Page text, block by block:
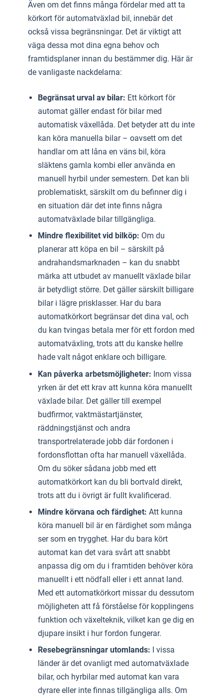
Även om det finns många fördelar med att ta
körkort för automatväxlad bil, innebär det
också vissa begränsningar. Det är viktigt att
väga dessa mot dina egna behov och
framtidsplaner innan du bestämmer dig. Här är
de vanligaste nackdelarna:
Begränsat urval av bilar: Ett körkort för
automat gäller endast för bilar med
automatisk växellåda. Det betyder att du inte
kan köra manuella bilar – oavsett om det
handlar om att låna en väns bil, köra
släktens gamla kombi eller använda en
manuell hyrbil under semestern. Det kan bli
problematiskt, särskilt om du befinner dig i
en situation där det inte finns några
automatväxlade bilar tillgängliga.
Mindre flexibilitet vid bilköp: Om du
planerar att köpa en bil – särskilt på
andrahandsmarknaden – kan du snabbt
märka att utbudet av manuellt växlade bilar
är betydligt större. Det gäller särskilt billigare
bilar i lägre prisklasser. Har du bara
automatkörkort begränsar det dina val, och
du kan tvingas betala mer för ett fordon med
automatväxling, trots att du kanske hellre
hade valt något enklare och billigare.
Kan påverka arbetsmöjligheter: Inom vissa
yrken är det ett krav att kunna köra manuellt
växlade bilar. Det gäller till exempel
budfirmor, vaktmästartjänster,
räddningstjänst och andra
transportrelaterade jobb där fordonen i
fordonsflottan ofta har manuell växellåda.
Om du söker sådana jobb med ett
automatkörkort kan du bli bortvald direkt,
trots att du i övrigt är fullt kvalificerad.
Mindre körvana och färdighet: Att kunna
köra manuell bil är en färdighet som många
ser som en trygghet. Har du bara kört
automat kan det vara svårt att snabbt
anpassa dig om du i framtiden behöver köra
manuellt i ett nödfall eller i ett annat land.
Med ett automatkörkort missar du dessutom
möjligheten att få förståelse för kopplingens
funktion och växelteknik, vilket kan ge dig en
djupare insikt i hur fordon fungerar.
Resebegränsningar utomlands:
I vissa
länder är det ovanligt med automatväxlade
bilar, och hyrbilar med automat kan vara
dyrare eller inte finnas tillgängliga alls. Om